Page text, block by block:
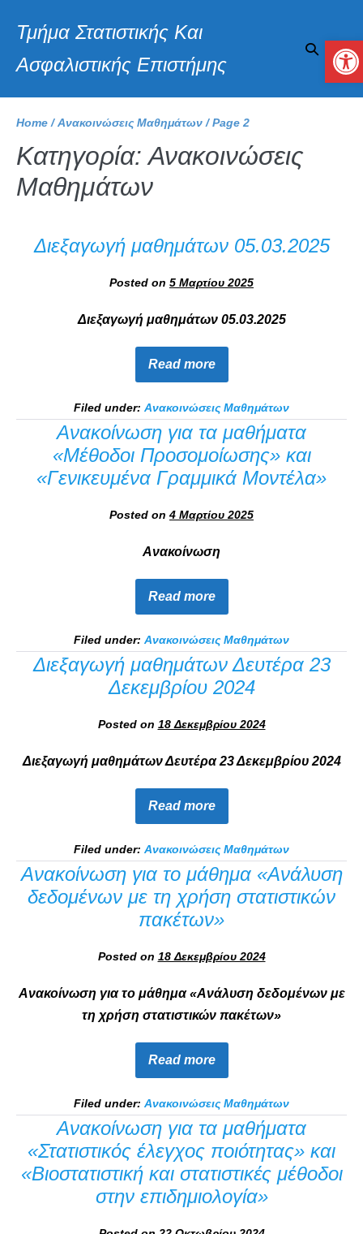
Τμήμα Στατιστικής Και
Ασφαλιστικής Επιστήμης
Home /Ανακοινώσεις Μαθημάτων /Page 2
Κατηγορία:Ανακοινώσεις
Μαθημάτων
Διεξαγωγή μαθημάτων 05.03.2025
Posted on 5 Μαρτίου 2025
Διεξαγωγή μαθημάτων 05.03.2025
Read more
Filed under: Ανακοινώσεις Μαθημάτων
Ανακοίνωση για τα μαθήματα
«Μέθοδοι Προσομοίωσης» και
«Γενικευμένα Γραμμικά Μοντέλα»
Posted on 4 Μαρτίου 2025
Ανακοίνωση
Read more
Filed under: Ανακοινώσεις Μαθημάτων
Διεξαγωγή μαθημάτων Δευτέρα 23
Δεκεμβρίου 2024
Posted on 18 Δεκεμβρίου 2024
Διεξαγωγή μαθημάτων Δευτέρα 23 Δεκεμβρίου 2024
Read more
Filed under: Ανακοινώσεις Μαθημάτων
Ανακοίνωση για το μάθημα «Ανάλυση
δεδομένων με τη χρήση στατιστικών
πακέτων»
Posted on 18 Δεκεμβρίου 2024
Ανακοίνωση για το μάθημα «Ανάλυση δεδομένων με
τη χρήση στατιστικών πακέτων»
Read more
Filed under: Ανακοινώσεις Μαθημάτων
Ανακοίνωση για τα μαθήματα
«Στατιστικός έλεγχος ποιότητας» και
«Βιοστατιστική και στατιστικές μέθοδοι
στην επιδημιολογία»